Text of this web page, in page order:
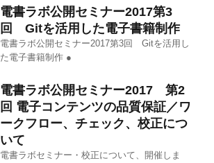
電書ラボ公開セミナー2017第3
回 Gitを活用した電子書籍制作
電書ラボ公開セミナー2017第3回 Gitを活用し
た電子書籍制作 ●
電書ラボ公開セミナー2017 第2
回 電子コンテンツの品質保証／ワ
ークフロー、チェック、校正につ
いて
電書ラボセミナー・校正について、開催しま